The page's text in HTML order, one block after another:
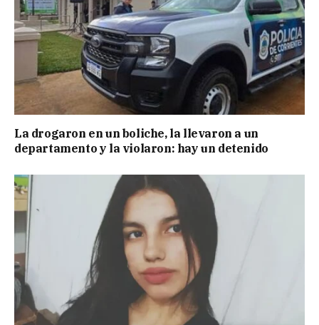
La drogaron en un boliche, la llevaron a un
departamento y la violaron: hay un detenido